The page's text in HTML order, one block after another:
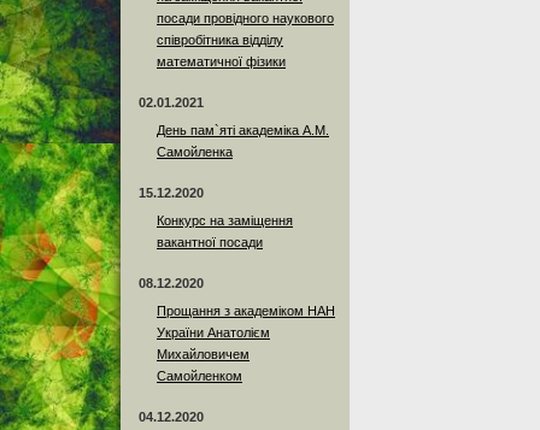
посади провідного наукового
співробітника відділу
математичної фізики
02.01.2021
День пам`яті академіка А.М.
Самойленка
15.12.2020
Конкурс на заміщення
вакантної посади
08.12.2020
Прощання з академіком НАН
України Анатолієм
Михайловичем
Самойленком
04.12.2020